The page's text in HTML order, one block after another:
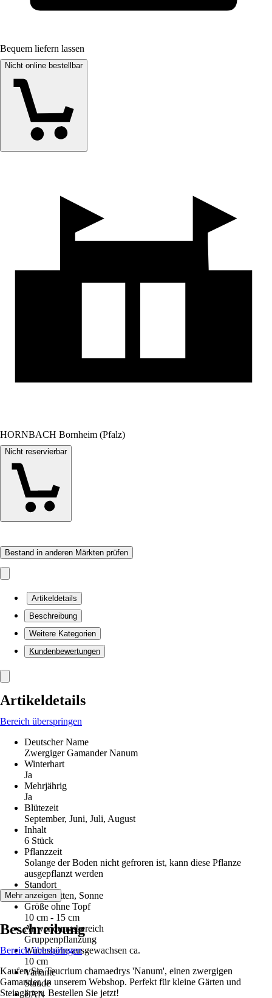
Bequem liefern lassen
Nicht online bestellbar
HORNBACH Bornheim (Pfalz)
Nicht reservierbar
Bestand in anderen Märkten prüfen
Artikeldetails
Beschreibung
Weitere Kategorien
Kundenbewertungen
Artikeldetails
Bereich überspringen
Deutscher Name
Zwergiger Gamander Nanum
Winterhart
Ja
Mehrjährig
Ja
Blütezeit
September, Juni, Juli, August
Inhalt
6 Stück
Pflanzzeit
Solange der Boden nicht gefroren ist, kann diese Pflanze
ausgepflanzt werden
Standort
Halbschatten, Sonne
Größe ohne Topf
10 cm - 15 cm
Anwendungsbereich
Gruppenpflanzung
Wuchshöhe ausgewachsen ca.
10 cm
Variante
Staude
EAN
Mehr anzeigen
Beschreibung
Bereich überspringen
Kaufen Sie Teucrium chamaedrys 'Nanum', einen zwergigen
Gamander, in unserem Webshop. Perfekt für kleine Gärten und
Steingärten. Bestellen Sie jetzt!